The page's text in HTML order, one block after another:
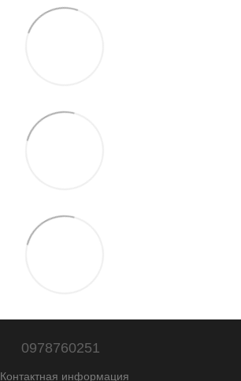
0978760251
Контактная информация